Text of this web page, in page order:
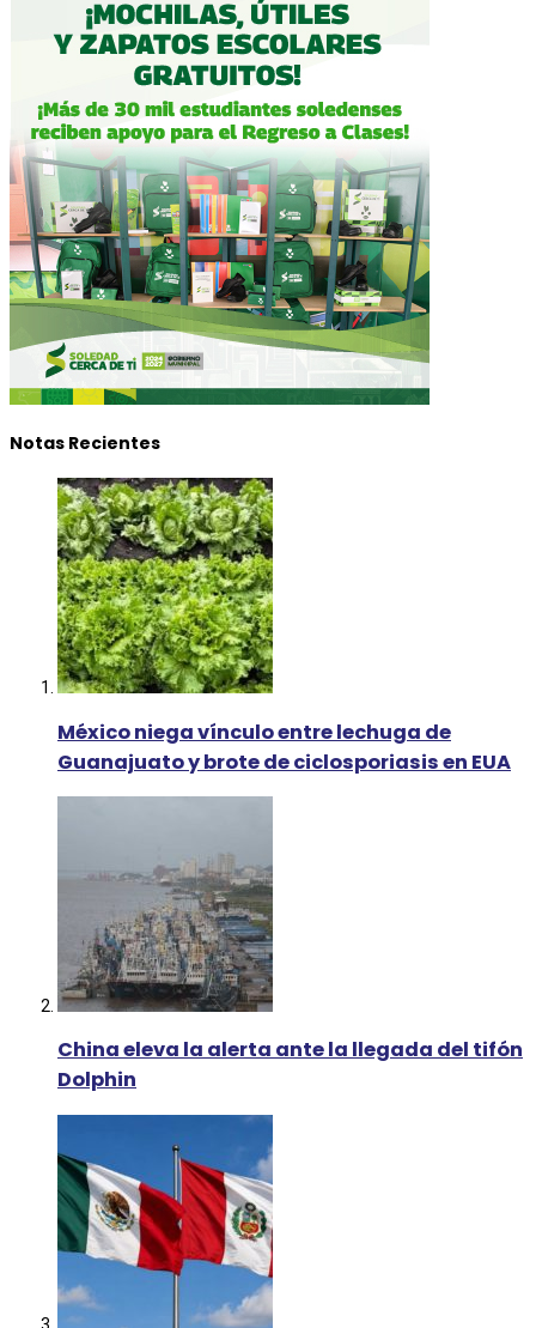
Notas Recientes
México niega vínculo entre lechuga de
Guanajuato y brote de ciclosporiasis en EUA
China eleva la alerta ante la llegada del tifón
Dolphin